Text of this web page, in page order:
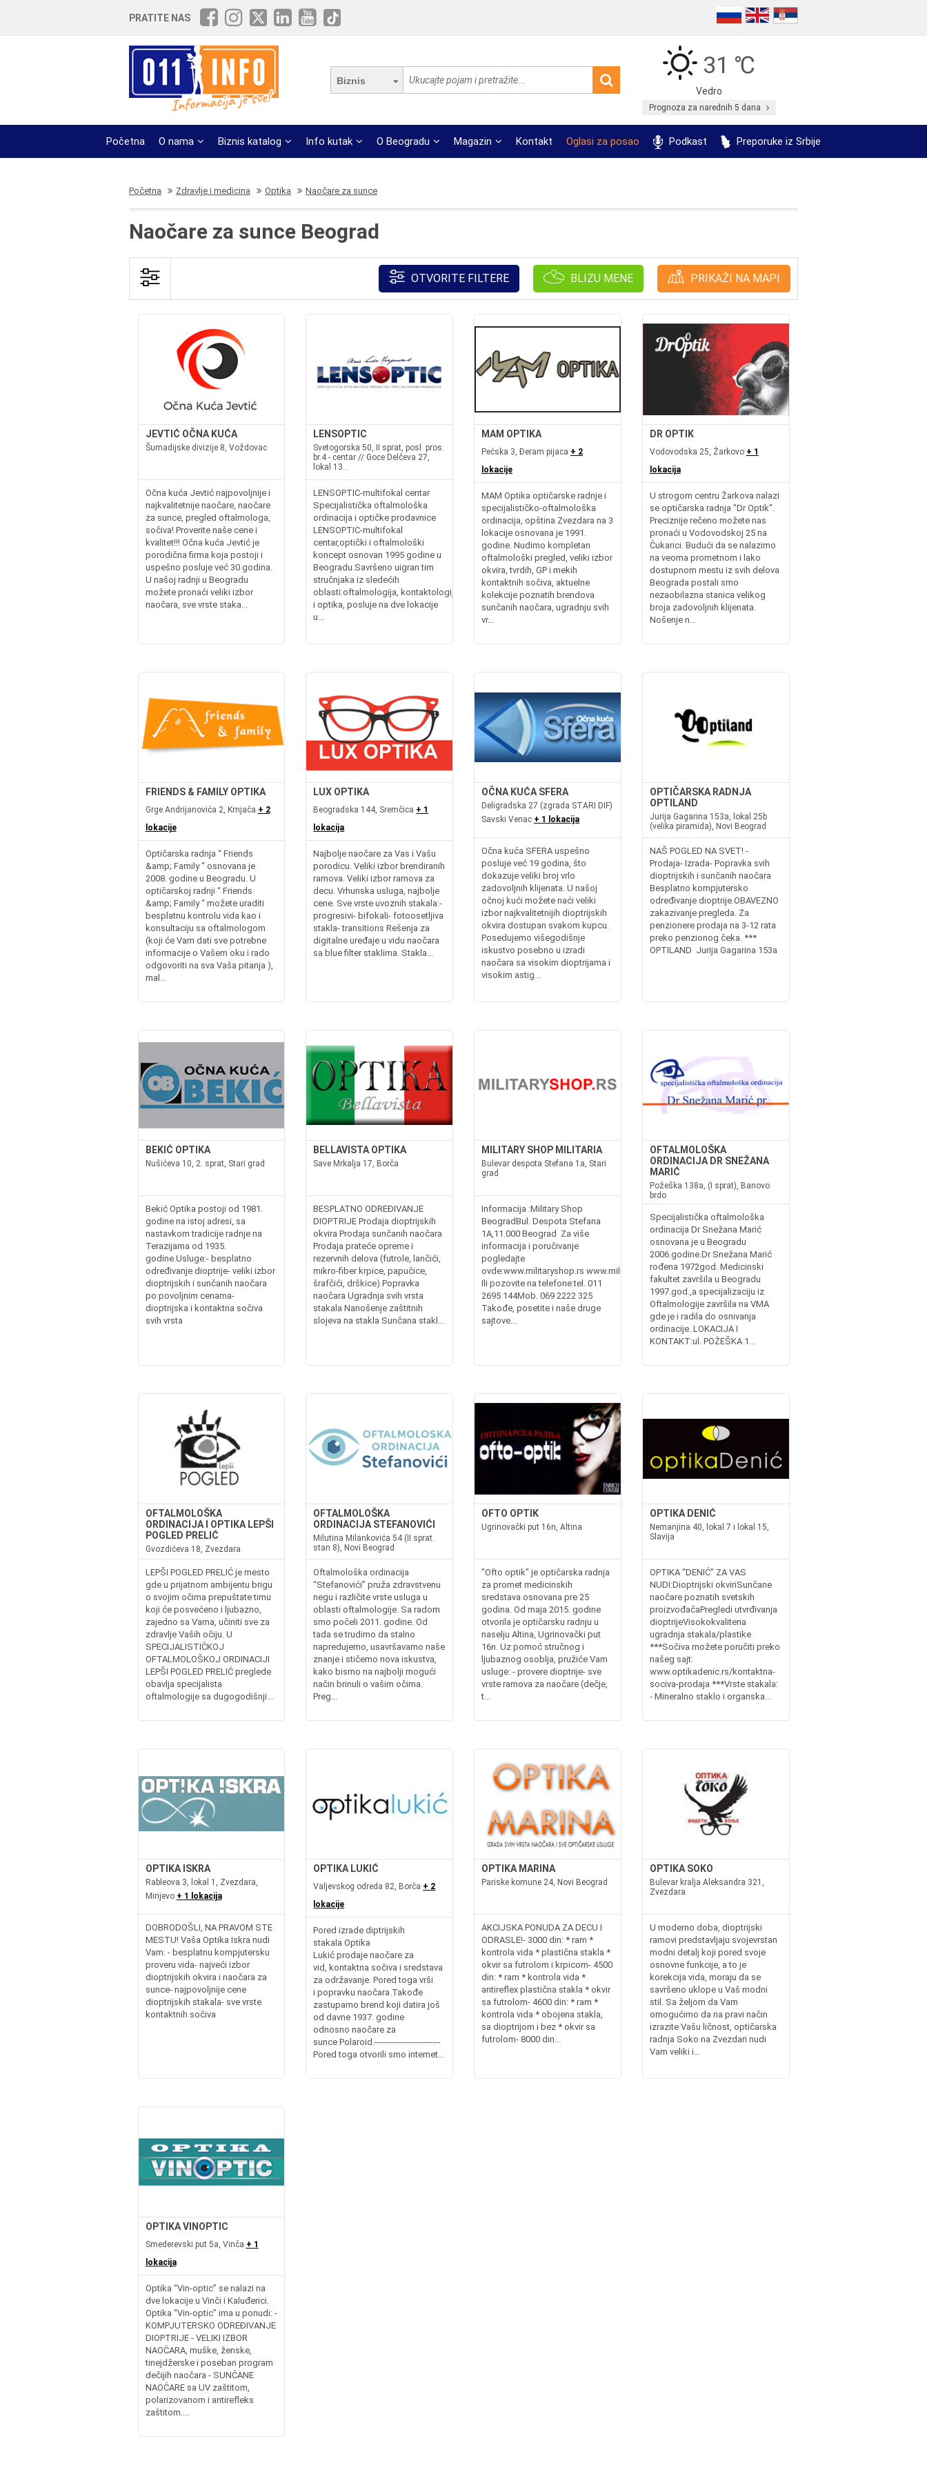
PRATITE NAS
Biznis
31 ℃
Vedro
Prognoza za narednih 5 dana
Početna O nama Biznis katalog Info kutak O Beogradu Magazin Kontakt Oglasi za posao Podkast Preporuke iz Srbije
Početna Zdravlje i medicina Optika Naočare za sunce
Naočare za sunce Beograd
OTVORITE FILTERE BLIZU MENE PRIKAŽI NA MAPI
JEVTIĆ OČNA KUĆA
Šumadijske divizije 8, Voždovac
Očna kuća Jevtić najpovoljnije i
najkvalitetnije naočare, naočare
za sunce, pregled oftalmologa,
sočiva! Proverite naše cene i
kvalitet!!! Očna kuća Jevtić je
porodična firma koja postoji i
uspešno posluje već 30 godina.
U našoj radnji u Beogradu
možete pronaći veliki izbor
naočara, sve vrste staka...
LENSOPTIC
Svetogorska 50, II sprat, posl. pros.
br.4 - centar // Goce Delčeva 27,
lokal 13...
LENSOPTIC-multifokal centar
Specijalistička oftalmološka
ordinacija i optičke prodavnice
LENSOPTIC-multifokal
centar,optički i oftalmološki
koncept osnovan 1995 godine u
Beogradu.Savršeno uigran tim
stručnjaka iz sledećih
oblasti:oftalmologija, kontaktologija
i optika, posluje na dve lokacije
u...
MAM OPTIKA
Pećska 3, Đeram pijaca + 2
lokacije
MAM Optika optičarske radnje i
specijalističko-oftalmološka
ordinacija, opština Zvezdara na 3
lokacije osnovana je 1991.
godine. Nudimo kompletan
oftalmološki pregled, veliki izbor
okvira, tvrdih, GP i mekih
kontaktnih sočiva​, aktuelne
kolekcije poznatih brendova
sunčanih naočara, ugradnju svih
vr...
DR OPTIK
Vodovodska 25, Žarkovo + 1
lokacija
U strogom centru Žarkova nalazi
se optičarska radnja "Dr Optik".
Preciznije rečeno možete nas
pronaći u Vodovodskoj 25 na
Čukarici. Budući da se nalazimo
na veoma prometnom i lako
dostupnom mestu iz svih delova
Beograda postali smo
nezaobilazna stanica velikog
broja zadovoljnih klijenata.
Nošenje n...
FRIENDS & FAMILY OPTIKA
Grge Andrijanovića 2, Krnjača + 2
lokacije
Optičarska radnja “ Friends
&amp; Family “ osnovana je
2008. godine u Beogradu. U
optičarskoj radnji “ Friends
&amp; Family “ možete uraditi
besplatnu kontrolu vida kao i
konsultaciju sa oftalmologom
(koji će Vam dati sve potrebne
informacije o Vašem oku i rado
odgovoriti na sva Vaša pitanja ),
mal...
LUX OPTIKA
Beogradska 144, Sremčica + 1
lokacija
Najbolje naočare za Vas i Vašu
porodicu. Veliki izbor brendiranih
ramova. Veliki izbor ramova za
decu. Vrhunska usluga, najbolje
cene. Sve vrste uvoznih stakala:-
progresivi- bifokali- fotoosetljiva
stakla- transitions Rešenja za
digitalne uređaje u vidu naočara
sa blue filter staklima. Stakla...
OČNA KUĆA SFERA
Deligradska 27 (zgrada STARI DIF)
Savski Venac + 1 lokacija
Očna kuća SFERA uspešno
posluje već 19 godina, što
dokazuje veliki broj vrlo
zadovoljnih klijenata. U našoj
očnoj kući možete naći veliki
izbor najkvalitetnijih dioptrijskih
okvira dostupan svakom kupcu.
Posedujemo višegodišnje
iskustvo posebno u izradi
naočara sa visokim dioptrijama i
visokim astig...
OPTIČARSKA RADNJA
OPTILAND
Jurija Gagarina 153a, lokal 25b
(velika piramida), Novi Beograd
NAŠ POGLED NA SVET! -
Prodaja- Izrada- Popravka svih
dioptrijskih i sunčanih naočara
Besplatno kompjutersko
određivanje dioptrije.OBAVEZNO
zakazivanje pregleda. Za
penzionere prodaja na 3-12 rata
preko penzionog čeka. ***
OPTILAND Jurija Gagarina 153a
BEKIĆ OPTIKA
Nušićeva 10, 2. sprat, Stari grad
Bekić Optika postoji od 1981.
godine na istoj adresi, sa
nastavkom tradicije radnje na
Terazijama od 1935.
godine.Usluge:- besplatno
određivanje dioptrije- veliki izbor
dioptrijskih i sunčanih naočara
po povoljnim cenama-
dioptrijska i kontaktna sočiva
svih vrsta
BELLAVISTA OPTIKA
Save Mrkalja 17, Borča
BESPLATNO ODREĐIVANJE
DIOPTRIJE Prodaja dioptrijskih
okvira Prodaja sunčanih naočara
Prodaja prateće opreme i
rezervnih delova (futrole, lančići,
mikro-fiber krpice, papučice,
šrafčići, drškice) Popravka
naočara Ugradnja svih vrsta
stakala Nanošenje zaštitnih
slojeva na stakla Sunčana stakl...
MILITARY SHOP MILITARIA
Bulevar despota Stefana 1a, Stari
grad
Informacija :Military Shop
BeogradBul. Despota Stefana
1A,11.000 Beograd Za više
informacija i poručivanje
pogledajte
ovde:www.militaryshop.rs www.militaria.rswww.militaryshop.bawww.militaryshop.mk
Ili pozovite na telefone:tel. 011
2695 144Mob. 069 2222 325
Takođe, posetite i naše druge
sajtove...
OFTALMOLOŠKA
ORDINACIJA DR SNEŽANA
MARIĆ
Požeška 138a, (I sprat), Banovo
brdo
Specijalistička oftalmološka
ordinacija Dr Snežana Marić
osnovana je u Beogradu
2006.godine.Dr Snežana Marić
rođena 1972god. Medicinski
fakultet završila u Beogradu
1997.god.,a specijalizaciju iz
Oftalmologije završila na VMA
gde je i radila do osnivanja
ordinacije. LOKACIJA I
KONTAKT:ul. POŽEŠKA 1...
OFTALMOLOŠKA
ORDINACIJA I OPTIKA LEPŠI
POGLED PRELIĆ
Gvozdićeva 18, Zvezdara
LEPŠI POGLED PRELIĆ je mesto
gde u prijatnom ambijentu brigu
o svojim očima prepuštate timu
koji će posvećeno i ljubazno,
zajedno sa Vama, učiniti sve za
zdravlje Vaših očiju. U
SPECIJALISTIČKOJ
OFTALMOLOŠKOJ ORDINACIJI
LEPŠI POGLED PRELIĆ preglede
obavlja specijalista
oftalmologije sa dugogodišnji...
OFTALMOLOŠKA
ORDINACIJA STEFANOVIĆI
Milutina Milankovića 54 (II sprat.
stan 8), Novi Beograd
Oftalmološka ordinacija
“Stefanovići” pruža zdravstvenu
negu i različite vrste usluga u
oblasti oftalmologije. Sa radom
smo počeli 2011. godine. Od
tada se trudimo da stalno
napredujemo, usavršavamo naše
znanje i stičemo nova iskustva,
kako bismo na najbolji mogući
način brinuli o vašim očima.
Preg...
OFTO OPTIK
Ugrinovački put 16n, Altina
"Ofto optik" je optičarska radnja
za promet medicinskih
sredstava osnovana pre 25
godina. Od maja 2015. godine
otvorila je optičarsku radnju u
naselju Altina, Ugrinovački put
16n. Uz pomoć stručnog i
ljubaznog osoblja, pružiće Vam
usluge: - provere dioptrije- sve
vrste ramova za naočare (dečje,
t...
OPTIKA DENIĆ
Nemanjina 40, lokal 7 i lokal 15,
Slavija
OPTIKA “DENIĆ” ZA VAS
NUDI:Dioptrijski okviriSunčane
naočare poznatih svetskih
proizvođačaPregledi utvrđivanja
dioptrijeVisokokvalitena
ugradnja stakala/plastike
***Sočiva možete poručiti preko
našeg sajt:
www.optikadenic.rs/kontaktna-
sociva-prodaja ***Vrste stakala:
- Mineralno staklo i organska...
OPTIKA ISKRA
Rableova 3, lokal 1, Zvezdara,
Mirijevo + 1 lokacija
DOBRODOŠLI, NA PRAVOM STE
MESTU! Vaša Optika Iskra nudi
Vam: - besplatnu kompjutersku
proveru vida- najveći izbor
dioptrijskih okvira i naočara za
sunce- najpovoljnije cene
dioptrijskih stakala- sve vrste
kontaktnih sočiva
OPTIKA LUKIĆ
Valjevskog odreda 82, Borča + 2
lokacije
Pored izrade diptrijskih
stakala Optika
Lukić prodaje naočare za
vid, kontaktna sočiva i sredstava
za održavanje. Pored toga vrši
i popravku naočara.Takođe
zastupamo brend koji datira još
od davne 1937. godine
odnosno naočare za
sunce Polaroid.------------------------
Pored toga otvorili smo internet...
OPTIKA MARINA
Pariske komune 24, Novi Beograd
AKCIJSKA PONUDA ZA DECU I
ODRASLE!- 3000 din: * ram *
kontrola vida * plastična stakla *
okvir sa futrolom i krpicom- 4500
din: * ram * kontrola vida *
antireflex plastična stakla * okvir
sa futrolom- 4600 din: * ram *
kontrola vida * obojena stakla,
sa dioptrijom i bez * okvir sa
futrolom- 8000 din...
OPTIKA SOKO
Bulevar kralja Aleksandra 321,
Zvezdara
U moderno doba, dioptrijski
ramovi predstavljaju svojevrstan
modni detalj koji pored svoje
osnovne funkcije, a to je
korekcija vida, moraju da se
savršeno uklope u Vaš modni
stil. Sa željom da Vam
omogućimo da na pravi način
izrazite Vašu ličnost, optičarska
radnja Soko na Zvezdari nudi
Vam veliki i...
OPTIKA VINOPTIC
Smederevski put 5a, Vinča + 1
lokacija
Optika “Vin-optic” se nalazi na
dve lokacije u Vinči i Kaluđerici.
Optika “Vin-optic” ima u ponudi: -
KOMPJUTERSKO ODREĐIVANJE
DIOPTRIJE - VELIKI IZBOR
NAOČARA, muške, ženske,
tinejdžerske i poseban program
dečijih naočara - SUNČANE
NAOČARE sa UV zaštitom,
polarizovanom i antirefleks
zaštitom....